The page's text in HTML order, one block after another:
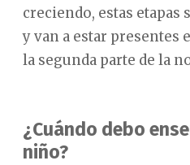
creciendo, estas etapas
y van a estar presentes
la segunda parte de la
¿Cuándo debo
niño?